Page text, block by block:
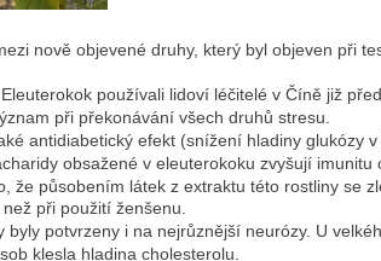
nově objevené druhy, který byl objeven při
Eleuterokok používali lidoví léčitelé v Číně již
při překonávání všech druhů stresu.
antidiabetický efekt (snížení hladiny glukózy
obsažené v eleuterokoku zvyšují imunitu
že působením látek z extraktu této rostliny se
při použití ženšenu.
byly potvrzeny i na nejrůznější neurózy. U
klesla hladina cholesterolu.